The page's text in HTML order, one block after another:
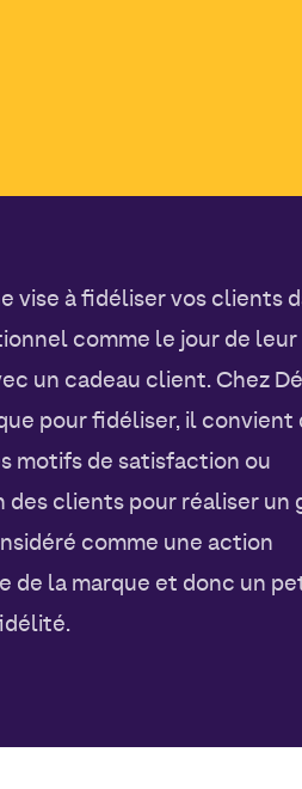
vise à fidéliser vos clients
comme le jour de leur
un cadeau client. Chez
pour fidéliser, il convient
motifs de satisfaction ou
des clients pour réaliser un
comme une action
de la marque et donc un